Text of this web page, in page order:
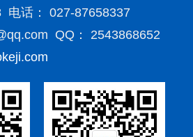
电话： 027-87658337
QQ： 2543868652